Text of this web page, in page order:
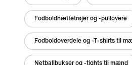
Fodboldhættetrøjer og -pullovere
Fodboldoverdele og -T-shirts til
Netballbukser og -tights til mænd